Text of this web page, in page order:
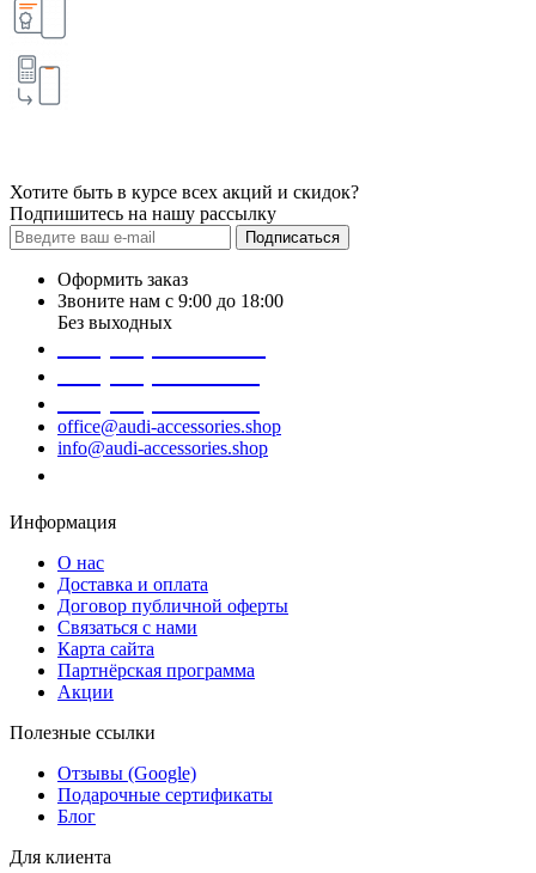
Хотите быть в курсе всех акций и скидок?
Подпишитесь на нашу рассылку
Подписаться
Оформить заказ
Звоните нам с 9:00 до 18:00
Без выходных
office@audi-accessories.shop
info@audi-accessories.shop
Информация
О нас
Доставка и оплата
Договор публичной оферты
Связаться с нами
Карта сайта
Партнёрская программа
Акции
Полезные ссылки
Отзывы (Google)
Подарочные сертификаты
Блог
Для клиента